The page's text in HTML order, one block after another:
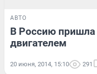
АВТО
В Россию
двигателем
20 июня, 2014, 15:10 291